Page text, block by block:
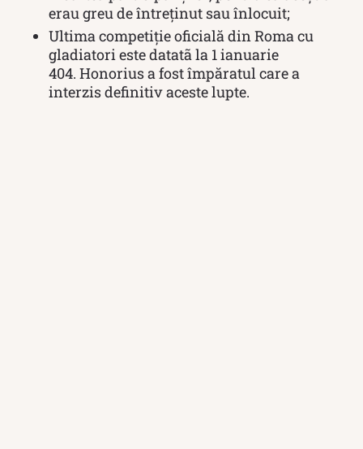
erau greu de întreţinut sau înlocuit;
Ultima competiţie oficială din Roma cu
gladiatori este datatã la 1 ianuarie
404. Honorius a fost împăratul care a
interzis definitiv aceste lupte.